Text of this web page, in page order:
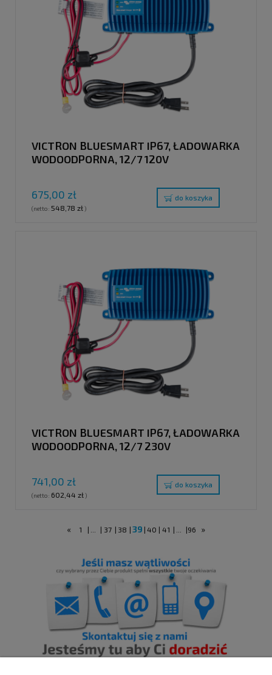
VICTRON BLUESMART IP67, ŁADOWARKA
WODOODPORNA, 12/7 120V
675,00 zł
(netto: 548,78 zł)
do koszyka
VICTRON BLUESMART IP67, ŁADOWARKA
WODOODPORNA, 12/7 230V
741,00 zł
(netto: 602,44 zł)
do koszyka
« 1 | | 37 | 38 | 39 | 40 | 41 | |96 »